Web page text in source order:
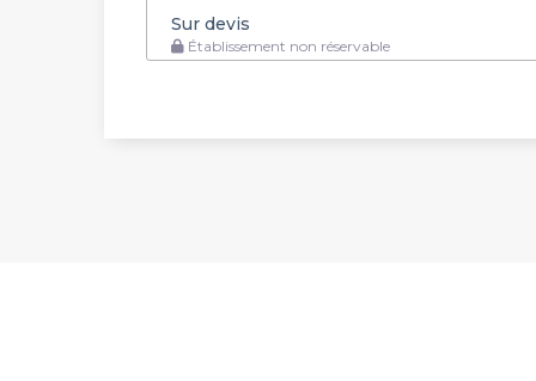
Sur devis
Établissement non réservable